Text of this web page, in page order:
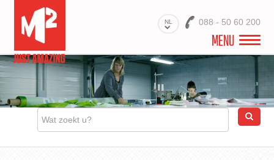
NL 088 - 50 60 200
MENU
WELKOM
PROJECTEN